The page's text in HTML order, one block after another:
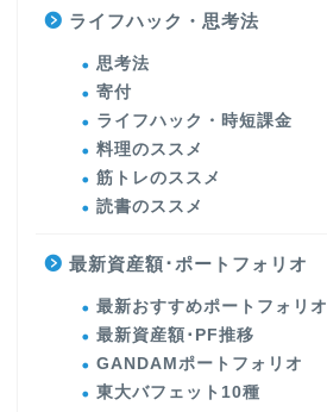
ライフハック・思考法
思考法
寄付
ライフハック・時短課金
料理のススメ
筋トレのススメ
読書のススメ
最新資産額･ポートフォリオ
最新おすすめポートフォリオ
最新資産額･PF推移
GANDAMポートフォリオ
東大バフェット10種